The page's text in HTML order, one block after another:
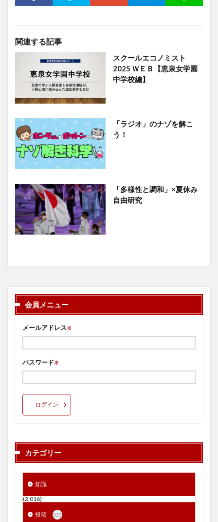
関連する記事
スクールエコノミスト
2025 ＷＥＢ【恵泉女学園
中学校編】
「ラジオ」のナゾを解こ
う！
「多様性と調和」×夏休み
自由研究
会員メニュー
メールアドレス※
パスワード※
ログイン
カテゴリー
知識
(2,016)
投稿 333